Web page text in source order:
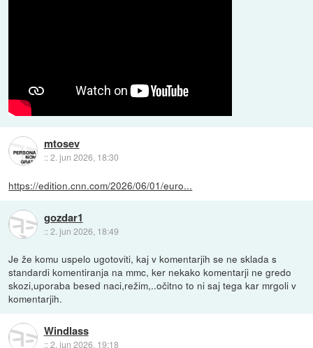
mtosev
::2. jun 2026, 18:30
https://edition.cnn.com/2026/06/01/euro...
gozdar1
::2. jun 2026, 18:49
Je že komu uspelo ugotoviti, kaj v komentarjih se ne sklada s
standardi komentiranja na mmc, ker nekako komentarji ne gredo
skozi,uporaba besed naci,režim,..očitno to ni saj tega kar mrgoli v
komentarjih.
Windlass
::2. jun 2026, 19:18